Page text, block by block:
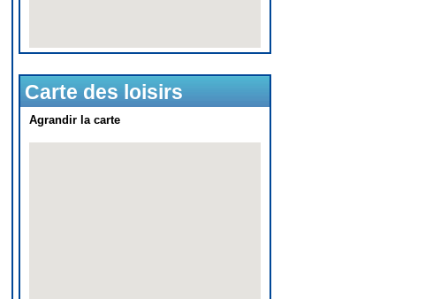
Carte des loisirs
Agrandir la carte